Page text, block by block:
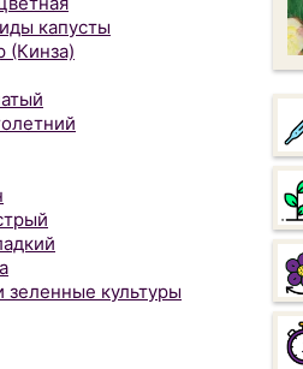
капусты
(Кинза)
зеленные культуры